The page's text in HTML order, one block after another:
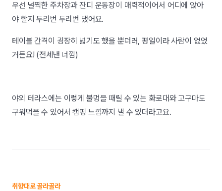
우선 널찍한 주차장과 잔디 운동장이 매력적이어서 어디에 앉아
야 할지 두리번 두리번 댔어요.
테이블 간격이 굉장히 넓기도 했을 뿐더러, 평일이라 사람이 없었
거든요! (전세낸 너낌)
야외 테라스에는 이렇게 불멍을 때릴 수 있는 화로대와 고구마도
구워먹을 수 있어서 캠핑 느낌까지 낼 수 있더라고요.
취향대로 골라골라